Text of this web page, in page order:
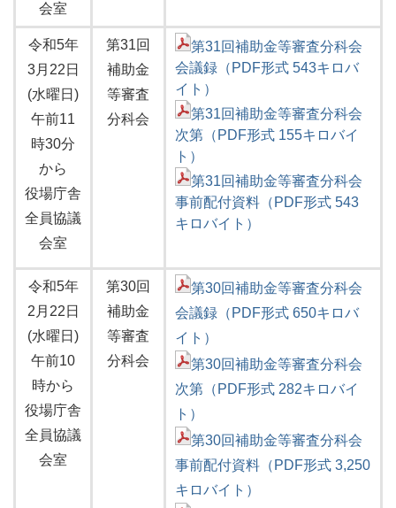
会室
令和5年
3月22日
(水曜日)
午前11
時30分
から
役場庁舎
全員協議
会室
第31回
補助金
等審査
分科会
第31回補助金等審査分科会
会議録（PDF形式 543キロバ
イト）
第31回補助金等審査分科会
次第（PDF形式 155キロバイ
ト）
第31回補助金等審査分科会
事前配付資料（PDF形式 543
キロバイト）
令和5年
2月22日
(水曜日)
午前10
時から
役場庁舎
全員協議
会室
第30回
補助金
等審査
分科会
第30回補助金等審査分科会
会議録（PDF形式 650キロバ
イト）
第30回補助金等審査分科会
次第（PDF形式 282キロバイ
ト）
第30回補助金等審査分科会
事前配付資料（PDF形式 3,250
キロバイト）